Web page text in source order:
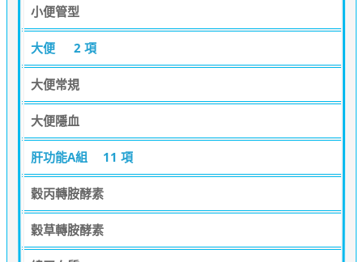
小便管型
大便 2 項
大便常規
大便隱血
肝功能A組 11 項
穀丙轉胺酵素
穀草轉胺酵素